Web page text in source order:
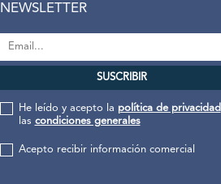
NEWSLETTER
He leído y acepto la política de privacidad
las condiciones generales
Acepto recibir información comercial